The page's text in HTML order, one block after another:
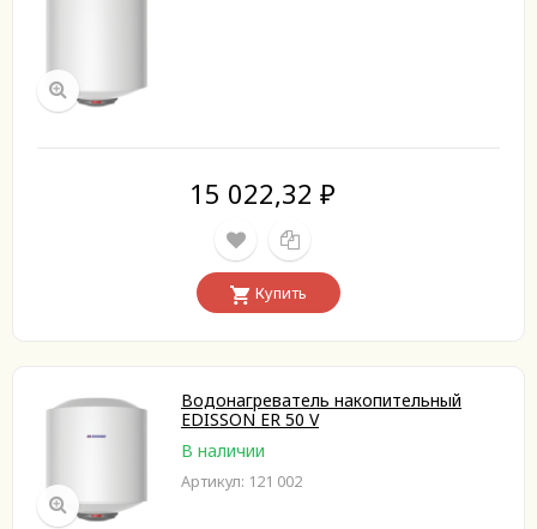
15 022,32 ₽
Купить
Водонагреватель накопительный
EDISSON ER 50 V
В наличии
Артикул: 121 002